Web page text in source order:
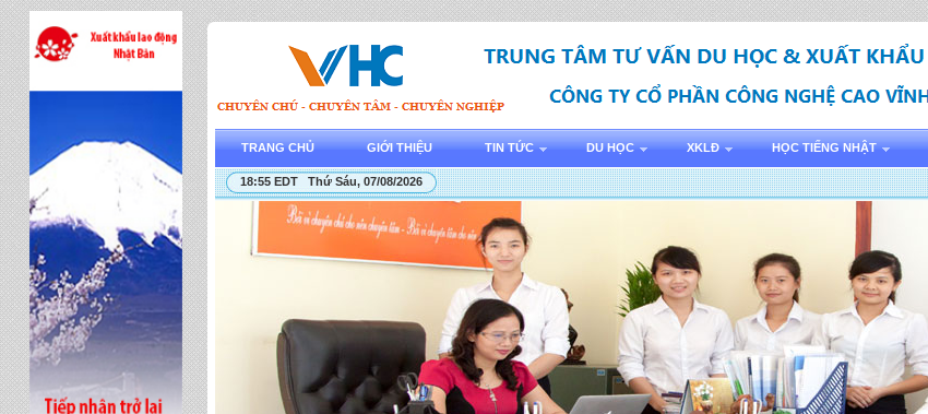
TRANG CHỦ GIỚI THIỆU TIN TỨC DU HỌC XKLĐ HỌC TIẾNG NHẬT
18:55 EDT Thứ Sáu, 07/08/2026